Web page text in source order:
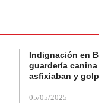
Indignación en
guardería canina
asfixiaban y
05/05/2025